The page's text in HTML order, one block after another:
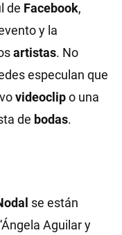
de Facebook,
y la
artistas. No
especulan que
videoclipo una
de bodas.
se están
Aguilar y